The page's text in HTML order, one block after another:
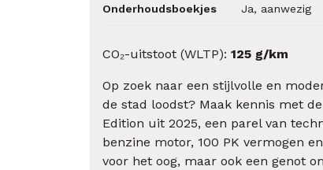
Onderhoudsboekjes Ja, aanwezig
CO₂-uitstoot (WLTP): 125 g/km
Op zoek naar een stijlvolle en
de stad loodst? Maak kennis met
Edition uit 2025, een parel van
benzine motor, 100 PK vermogen
voor het oog, maar ook een genot